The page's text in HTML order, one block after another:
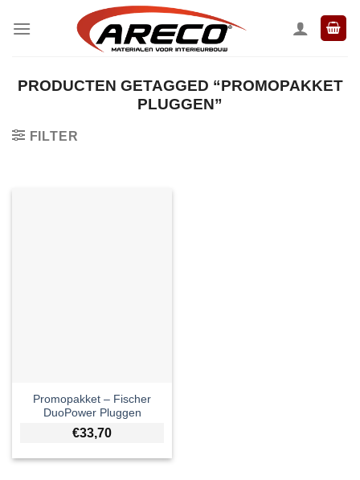
naar
PRODUCTEN GETAGGED “PROMOPAKKET
PLUGGEN”
FILTER
Promopakket – Fischer
DuoPower Pluggen
€33,70